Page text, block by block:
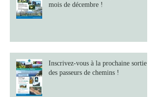
mois de décembre !
Inscrivez-vous à la prochaine sortie
des passeurs de chemins !